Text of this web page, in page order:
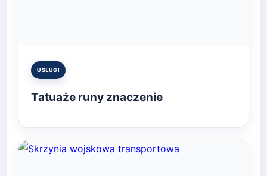
Posted
USŁUGI
Tatuaże runy znaczenie